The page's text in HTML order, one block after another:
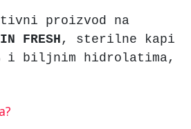
proizvod na
FRESH , sterilne kapi
i biljnim hidrolatima,